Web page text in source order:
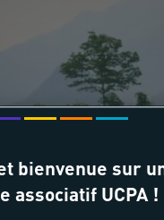
du
bienvenue sur
associatif UCPA !